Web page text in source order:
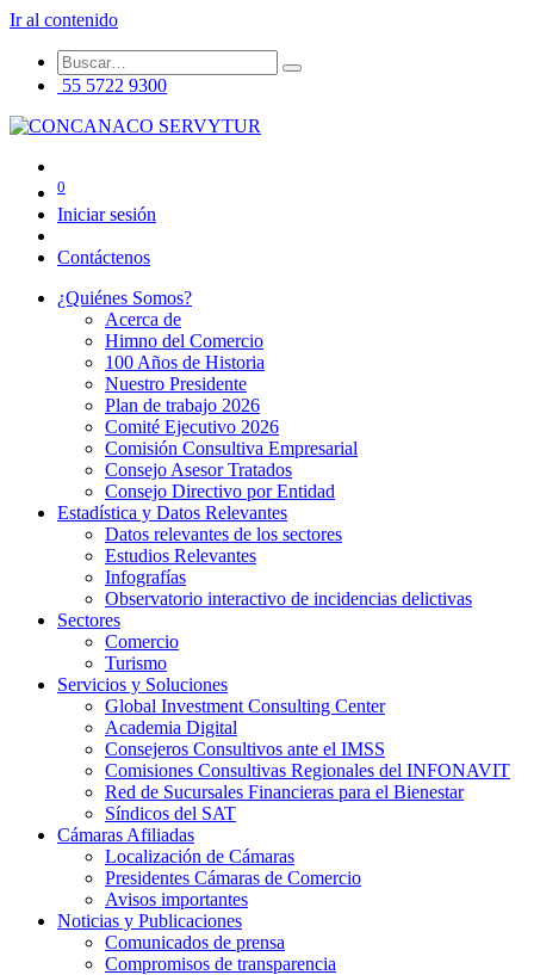
Ir al contenido
55 5722 9300
0
Iniciar sesión
Contáctenos
¿Quiénes Somos?
Acerca de
Himno del Comercio
100 Años de Historia
Nuestro Presidente
Plan de trabajo 2026
Comité Ejecutivo 2026
Comisión Consultiva Empresarial
Consejo Asesor Tratados
Consejo Directivo por Entidad
Estadística y Datos Relevantes
Datos relevantes de los sectores
Estudios Relevantes
Infografías
Observatorio interactivo de incidencias delictivas
Sectores
Comercio
Turismo
Servicios y Soluciones
Global Investment Consulting Center
Academia Digital
Consejeros Consultivos ante el IMSS
Comisiones Consultivas Regionales del INFONAVIT
Red de Sucursales Financieras para el Bienestar
Síndicos del SAT
Cámaras Afiliadas
Localización de Cámaras
Presidentes Cámaras de Comercio
Avisos importantes
Noticias y Publicaciones
Comunicados de prensa
Compromisos de transparencia